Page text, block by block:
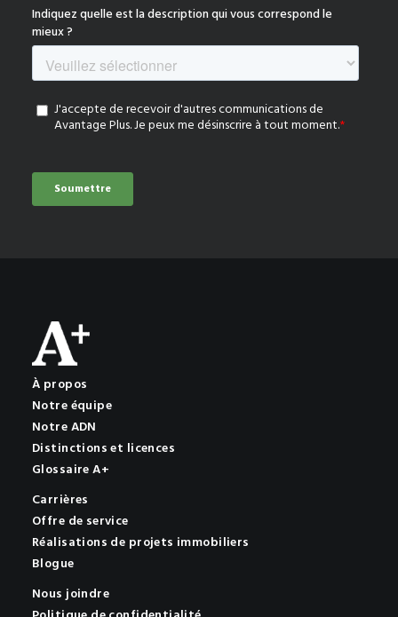
À propos
Notre équipe
Notre ADN
Distinctions et licences
Glossaire A+
Carrières
Offre de service
Réalisations de projets immobiliers
Blogue
Nous joindre